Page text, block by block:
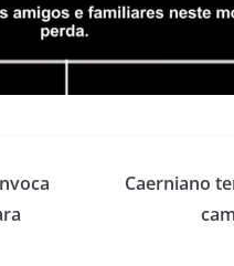
Caerniano